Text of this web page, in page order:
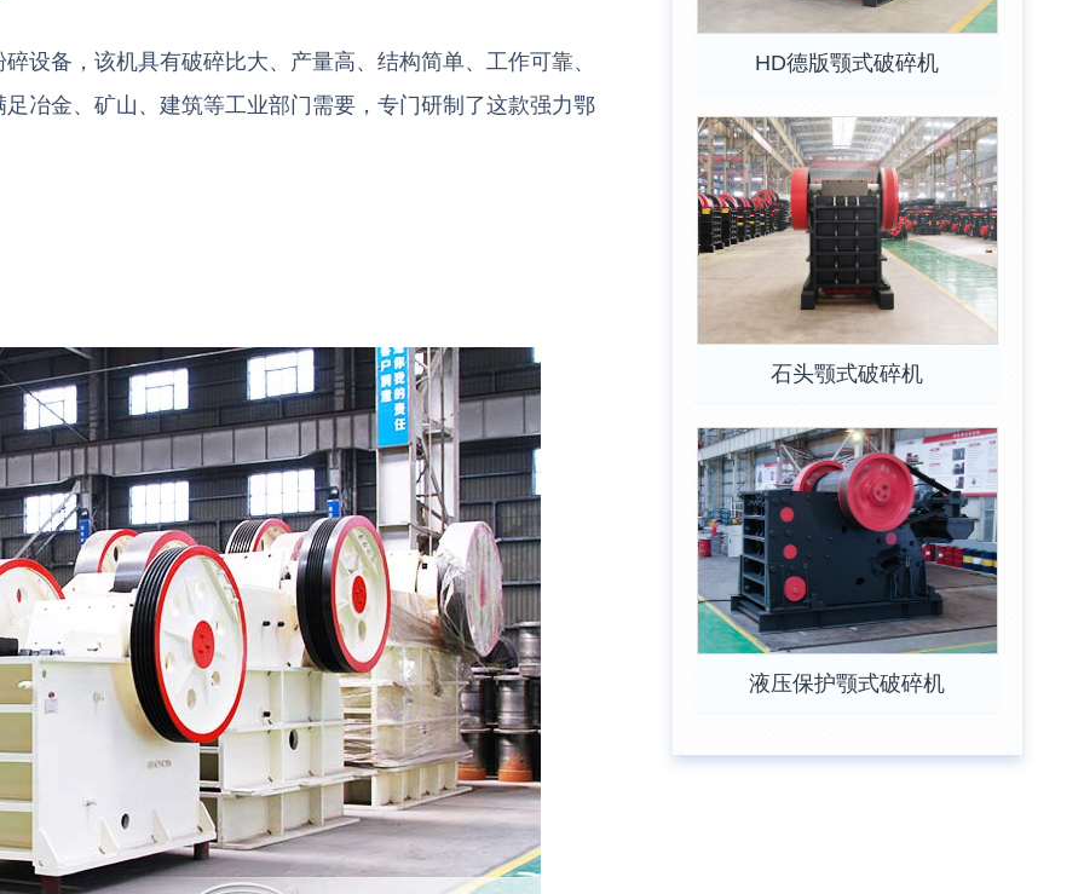
设备，该机具有破碎比大、产量高、结构简单、工作可靠、
冶金、矿山、建筑等工业部门需要，专门研制了这款强力鄂
HD德版颚式破碎机
石头颚式破碎机
液压保护颚式破碎机